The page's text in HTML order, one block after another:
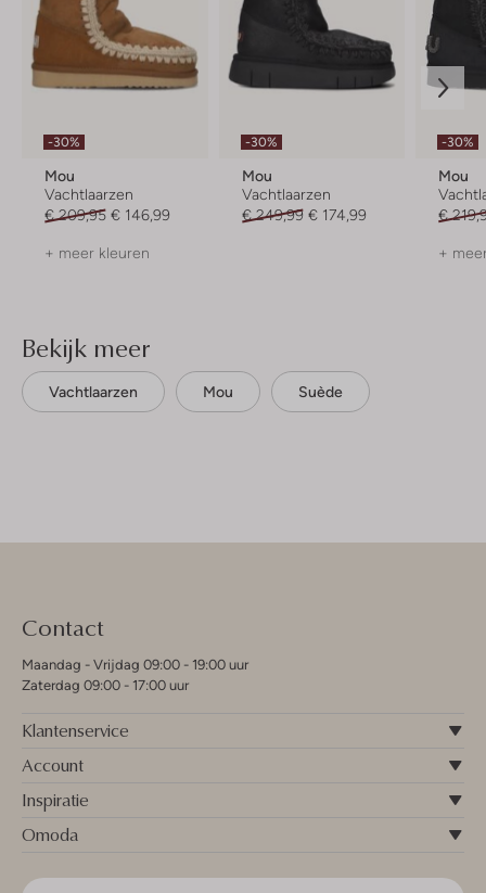
-30%
Mou
Vachtlaarzen
€ 209,95 € 146,99
+ meer kleuren
-30%
Mou
Vachtlaarzen
€ 249,99 € 174,99
-30%
Mou
€
+
Bekijk meer
Vachtlaarzen Mou Suède
Contact
Maandag - Vrijdag 09:00 - 19:00 uur
Zaterdag 09:00 - 17:00 uur
Klantenservice
Account
Inspiratie
Omoda